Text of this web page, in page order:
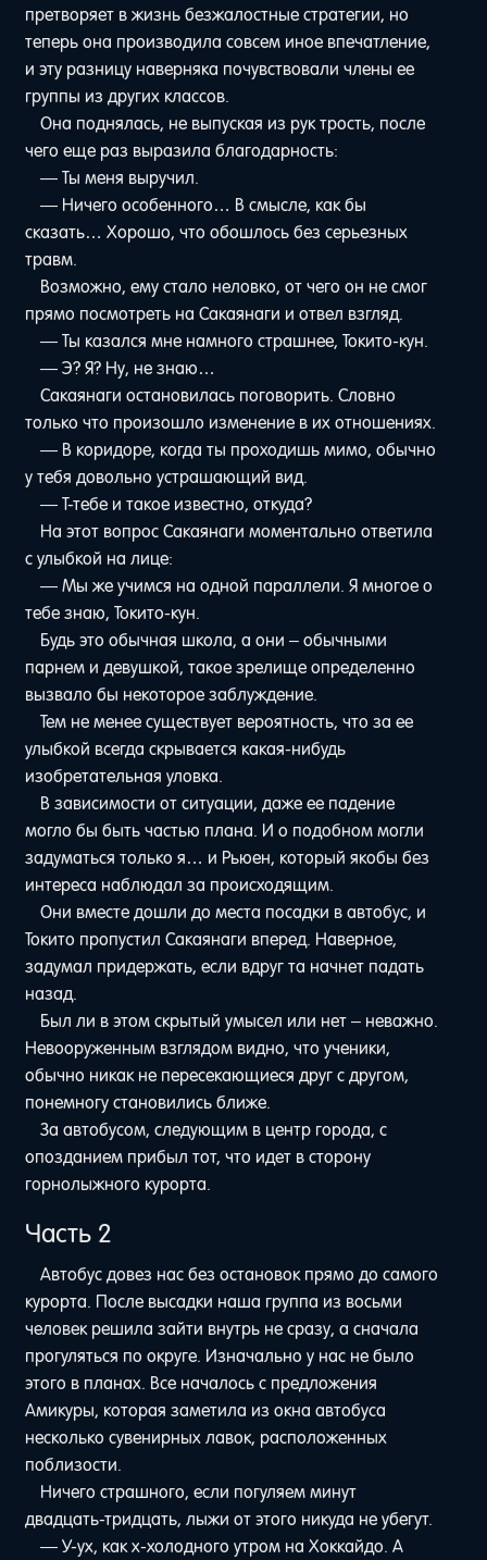
претворяет в жизнь безжалостные стратегии, но
теперь она производила совсем иное впечатление,
и эту разницу наверняка почувствовали члены ее
группы из других классов.
Она поднялась, не выпуская из рук трость, после
чего еще раз выразила благодарность:
— Ты меня выручил.
— Ничего особенного… В смысле, как бы
сказать… Хорошо, что обошлось без серьезных
травм.
Возможно, ему стало неловко, от чего он не смог
прямо посмотреть на Сакаянаги и отвел взгляд.
— Ты казался мне намного страшнее, Токито-кун.
— Э? Я? Ну, не знаю…
Сакаянаги остановилась поговорить. Словно
только что произошло изменение в их отношениях.
— В коридоре, когда ты проходишь мимо, обычно
у тебя довольно устрашающий вид.
— Т-тебе и такое известно, откуда?
На этот вопрос Сакаянаги моментально ответила
с улыбкой на лице:
— Мы же учимся на одной параллели. Я многое о
тебе знаю, Токито-кун.
Будь это обычная школа, а они – обычными
парнем и девушкой, такое зрелище определенно
вызвало бы некоторое заблуждение.
Тем не менее существует вероятность, что за ее
улыбкой всегда скрывается какая-нибудь
изобретательная уловка.
В зависимости от ситуации, даже ее падение
могло бы быть частью плана. И о подобном могли
задуматься только я… и Рьюен, который якобы без
интереса наблюдал за происходящим.
Они вместе дошли до места посадки в автобус, и
Токито пропустил Сакаянаги вперед. Наверное,
задумал придержать, если вдруг та начнет падать
назад.
Был ли в этом скрытый умысел или нет – неважно.
Невооруженным взглядом видно, что ученики,
обычно никак не пересекающиеся друг с другом,
понемногу становились ближе.
За автобусом, следующим в центр города, с
опозданием прибыл тот, что идет в сторону
горнолыжного курорта.
Часть 2
Автобус довез нас без остановок прямо до самого
курорта. После высадки наша группа из восьми
человек решила зайти внутрь не сразу, а сначала
прогуляться по округе. Изначально у нас не было
этого в планах. Все началось с предложения
Амикуры, которая заметила из окна автобуса
несколько сувенирных лавок, расположенных
поблизости.
Ничего страшного, если погуляем минут
двадцать-тридцать, лыжи от этого никуда не убегут.
— У-ух, как х-холодного утром на Хоккайдо. А